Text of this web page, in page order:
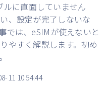
に直面していません
、設定が完了しないな
では、eSIMが使えないと
やすく解説します。初め
11 10:54:44